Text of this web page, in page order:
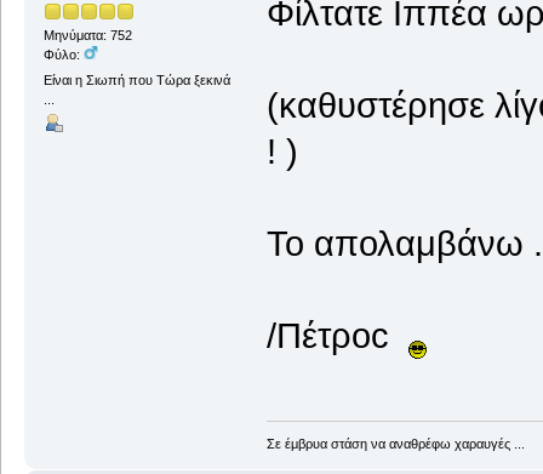
Μηνύματα: 752
Φύλο:
Είναι η Σιωπή που Τώρα ξεκινά
Φίλτατε Ιππέα
(καθυστέρησε
! )
Το
/Πέτροc
Σε έμβρυα στάση να αναθρέφω χαραυγές ...